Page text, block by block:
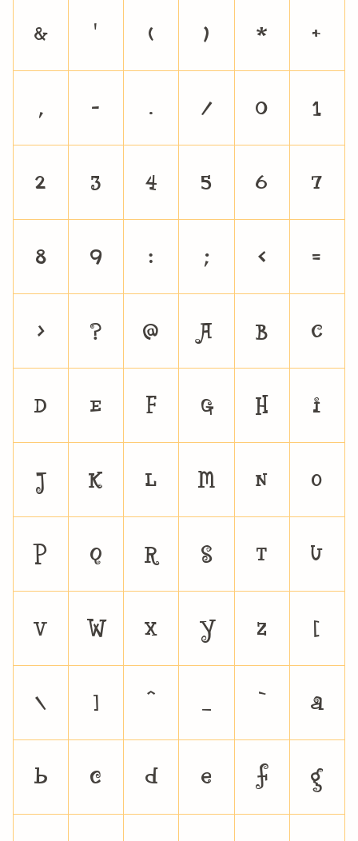
& ' ( ) * +
, - . / 0 1
2 3 4 5 6 7
8 9 : ; < =
> ? @ A B C
D E F G H I
J K L M N O
P Q R S T U
V W X Y Z [
\ ] ^ _ ` a
b c d e f g